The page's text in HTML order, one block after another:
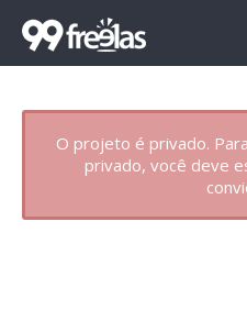
O projeto é privado.
privado, você deve